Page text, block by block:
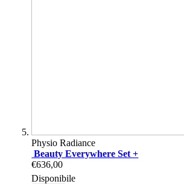
Physio Radiance
Beauty Everywhere Set +
€636,00
Disponibile